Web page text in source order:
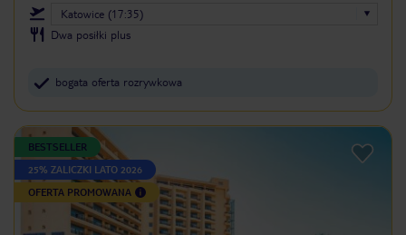
Katowice (17:35)
Dwa posiłki plus
bogata oferta rozrywkowa
BESTSELLER
25% ZALICZKI LATO 2026
OFERTA PROMOWANA